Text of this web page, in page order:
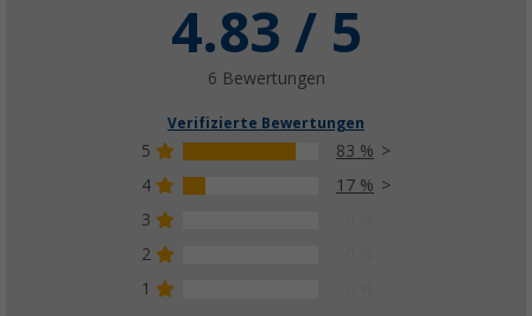
4.83 / 5
6 Bewertungen
Verifizierte Bewertungen
5
83 %
4
17 %
3
2
1